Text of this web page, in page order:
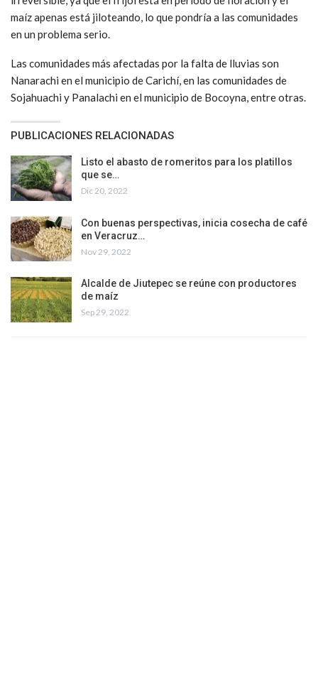
maíz apenas está jiloteando, lo que pondría a las comunidades
en un problema serio.
Las comunidades más afectadas por la falta de lluvias son
Nanarachi en el municipio de Carichí, en las comunidades de
Sojahuachi y Panalachi en el municipio de Bocoyna, entre otras.
PUBLICACIONES RELACIONADAS
Listo el abasto de romeritos para los platillos
que se…
Dic 20, 2022
Con buenas perspectivas, inicia cosecha de café
en Veracruz…
Nov 29, 2022
Alcalde de Jiutepec se reúne con productores
de maíz
Sep 29, 2022